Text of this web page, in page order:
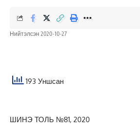
Нийтэлсэн 2020-10-27
193 Уншсан
ШИНЭ ТОЛЬ №81, 2020